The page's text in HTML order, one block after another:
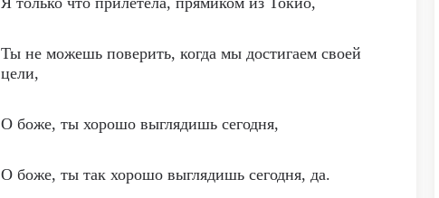
Ты не можешь поверить, когда мы достигаем своей
цели,
О боже, ты хорошо выглядишь сегодня,
О боже, ты так хорошо выглядишь сегодня, да.